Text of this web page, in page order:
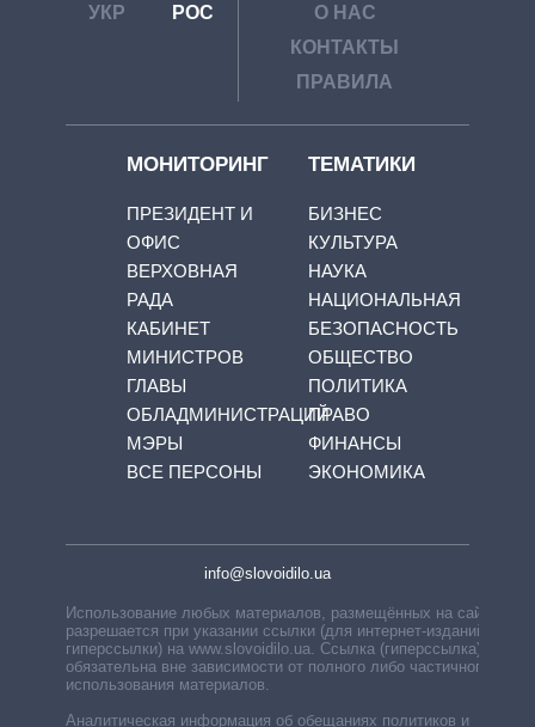
УКР РОС
О НАС
КОНТАКТЫ
ПРАВИЛА
МОНИТОРИНГ
ПРЕЗИДЕНТ И
ОФИС
ВЕРХОВНАЯ
РАДА
КАБИНЕТ
МИНИСТРОВ
ГЛАВЫ
ОБЛАДМИНИСТРАЦИЙ
МЭРЫ
ВСЕ ПЕРСОНЫ
ТЕМАТИКИ
БИЗНЕС
КУЛЬТУРА
НАУКА
НАЦИОНАЛЬНАЯ
БЕЗОПАСНОСТЬ
ОБЩЕСТВО
ПОЛИТИКА
ПРАВО
ФИНАНСЫ
ЭКОНОМИКА
info@slovoidilo.ua
Использование любых материалов, размещённых на сайте,
разрешается при указании ссылки (для интернет-изданий —
гиперссылки) на www.slovoidilo.ua. Ссылка (гиперссылка)
обязательна вне зависимости от полного либо частичного
использования материалов.
Аналитическая информация об обещаниях политиков и